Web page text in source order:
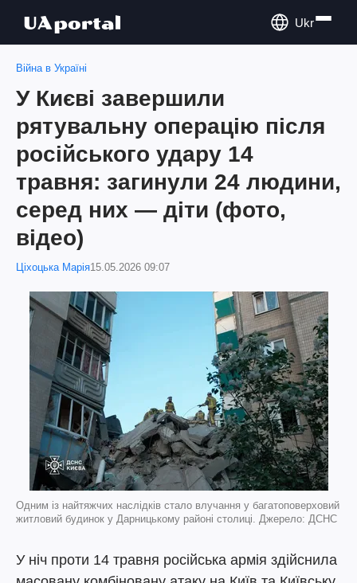
Ukr
Війна в Україні
У Києві завершили
рятувальну операцію після
російського удару 14
травня: загинули 24 людини,
серед них — діти (фото,
відео)
Ціхоцька Марія15.05.2026 09:07
Одним із найтяжчих наслідків стало влучання у багатоповерховий
житловий будинок у Дарницькому районі столиці. Джерело: ДСНС
У ніч проти 14 травня російська армія здійснила